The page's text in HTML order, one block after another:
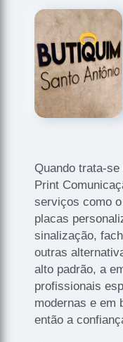
Quando trata-
Print
serviços como
placas
sinalização,
outras
alto padrão, a
profissionais
modernas e em
então a